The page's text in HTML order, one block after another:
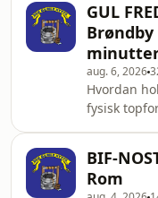
GUL
aug. 6, 2026
Hvordan
fysisk
Brøndbys
BIF-
Rom